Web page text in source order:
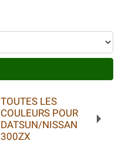
TOUTES LES
COULEURS POUR
DATSUN/NISSAN
300ZX